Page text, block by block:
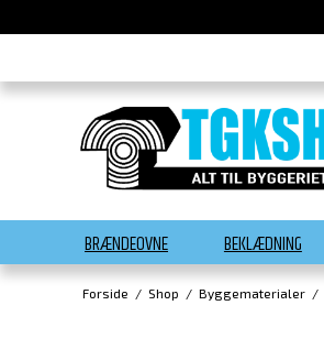
BRÆNDEOVNE BEKLÆDNING
Forside / Shop / Byggematerialer /